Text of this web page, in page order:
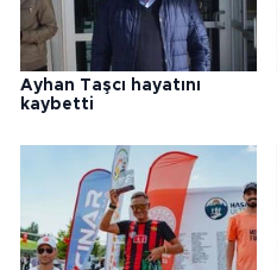
Ayhan Taşcı hayatını
kaybetti